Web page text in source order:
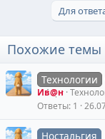
Для
Похожие темы
Технологии
Ив@н
Ответы 1
Ностальгия